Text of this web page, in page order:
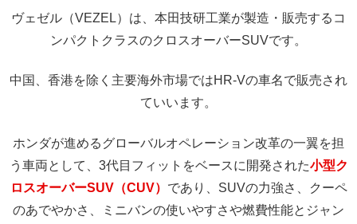
ヴェゼル（VEZEL）は、本田技研工業が製造・販売するコ
ンパクトクラスのクロスオーバーSUVです。
中国、香港を除く主要海外市場ではHR-Vの車名で販売され
ていいます。
ホンダが進めるグローバルオペレーション改革の一翼を担
う車両として、3代目フィットをベースに開発された小型ク
ロスオーバーSUV（CUV） であり、SUVの力強さ、クーペ
のあでやかさ、ミニバンの使いやすさや燃費性能とジャン